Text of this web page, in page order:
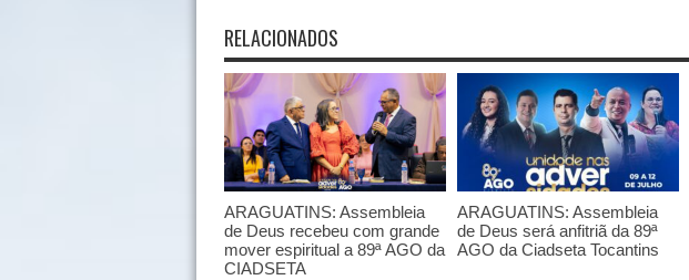
RELACIONADOS
ARAGUATINS: Assembleia
de Deus recebeu com grande
mover espiritual a 89ª AGO da
CIADSETA
ARAGUATINS: Assembleia
de Deus será anfitriã da 89ª
AGO da Ciadseta Tocantins